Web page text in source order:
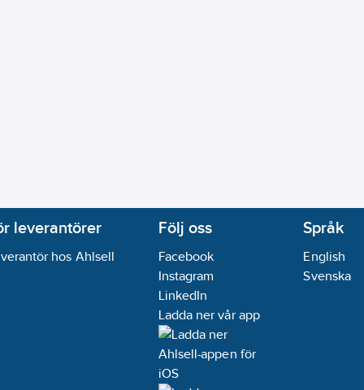
leverantörer
hos Ahlsell
Följ oss
Facebook
Instagram
LinkedIn
Ladda ner vår app
Språk
English
Svenska